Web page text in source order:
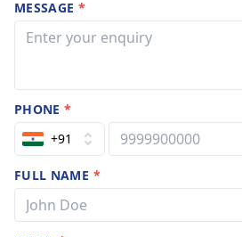
MESSAGE *
PHONE*
+91
FULL NAME *